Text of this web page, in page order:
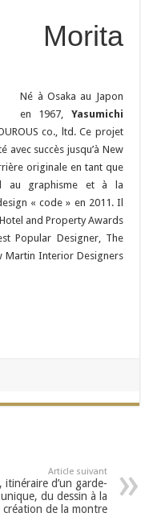
Né à Osaka au Japon
en 1967, Yasumichi
co., ltd. Ce projet
avec succès jusqu’à New
originale en tant que
au graphisme et à la
« code » en 2011. Il
and Property Awards
Popular Designer, The
Martin Interior Designers
Article suivant
itinéraire d’un garde-
du dessin à la
création de la montre